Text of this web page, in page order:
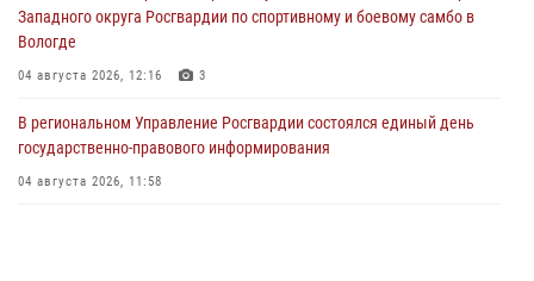
Западного округа Росгвардии по спортивному и боевому самбо в
Вологде
04 августа 2026, 12:16 3
В региональном Управление Росгвардии состоялся единый день
государственно-правового информирования
04 августа 2026, 11:58